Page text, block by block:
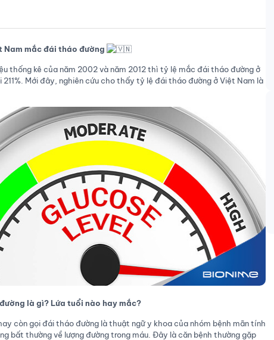
Nam mắc đái tháo đường
thống kê của năm 2002 và năm 2012 thì tỷ lệ mắc đái tháo đường ở
Mới đây, nghiên cứu cho thấy tỷ lệ đái tháo đường ở Việt Nam là
là gì? Lứa tuổi nào hay mắc?
còn gọi đái tháo đường là thuật ngữ y khoa của nhóm bệnh mãn tính
bất thường về lượng đường trong máu. Đây là căn bệnh thường gặp